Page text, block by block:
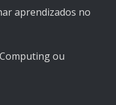
aprendizados no
ou